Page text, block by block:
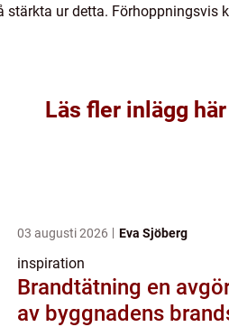
stärkta ur detta.
Läs fler inlägg här
03 augusti 2026 Eva Sjöberg
inspiration
Brandtätning en avgörande del
av byggnadens